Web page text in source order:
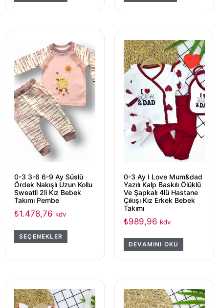
0-3 3-6 6-9 Ay Süslü
Ördek Nakışlı Uzun Kollu
Sweatli 2li Kız Bebek
Takımı Pembe
₺1.478,76 kdv
SEÇENEKLER
0-3 Ay I Love Mum&dad
Yazılı Kalp Baskılı Ölüklü
Ve Şapkalı 4lü Hastane
Çıkışı Kız Erkek Bebek
Takımı
₺989,96 kdv
DEVAMINI OKU